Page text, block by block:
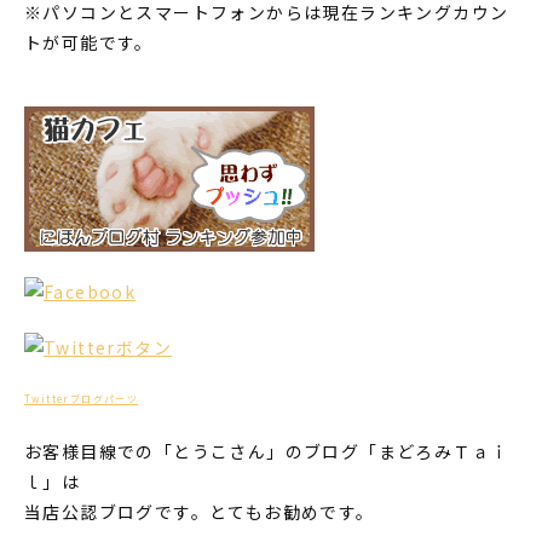
※パソコンとスマートフォンからは現在ランキングカウン
トが可能です。
Twitterブログパーツ
お客様目線での「とうこさん」のブログ「まどろみＴａｉ
ｌ」は
当店公認ブログです。とてもお勧めです。